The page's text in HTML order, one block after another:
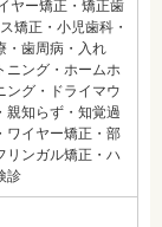
ヤー矯正・矯正歯
矯正・小児歯科・
・歯周病・入れ
ニング・ホームホ
ング・ドライマウ
親知らず・知覚過
ワイヤー矯正・部
リンガル矯正・ハ
診